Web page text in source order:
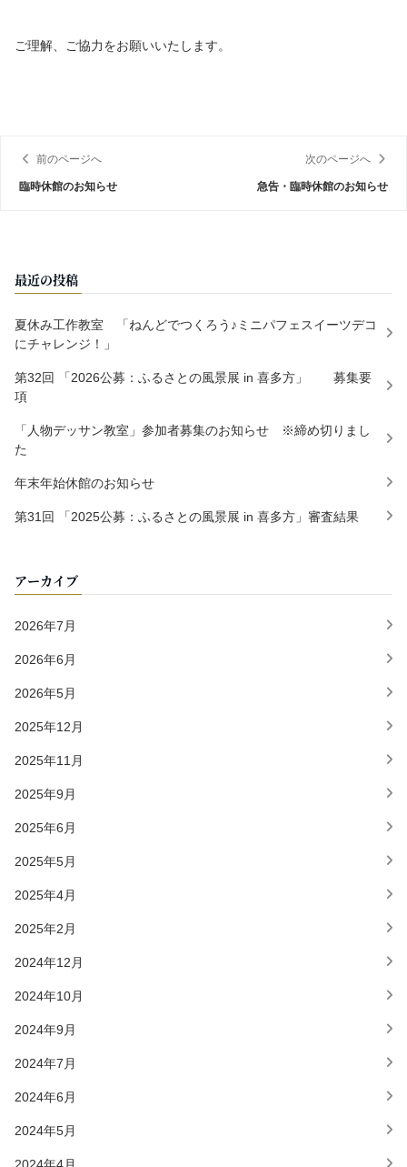
ご理解、ご協力をお願いいたします。
前のページへ
臨時休館のお知らせ
次のページへ
急告・臨時休館のお知らせ
最近の投稿
夏休み工作教室 「ねんどでつくろう♪ミニパフェスイーツデコ
にチャレンジ！」
第32回 「2026公募：ふるさとの風景展 in 喜多方」 募集要
項
「人物デッサン教室」参加者募集のお知らせ ※締め切りまし
た
年末年始休館のお知らせ
第31回 「2025公募：ふるさとの風景展 in 喜多方」審査結果
アーカイブ
2026年7月
2026年6月
2026年5月
2025年12月
2025年11月
2025年9月
2025年6月
2025年5月
2025年4月
2025年2月
2024年12月
2024年10月
2024年9月
2024年7月
2024年6月
2024年5月